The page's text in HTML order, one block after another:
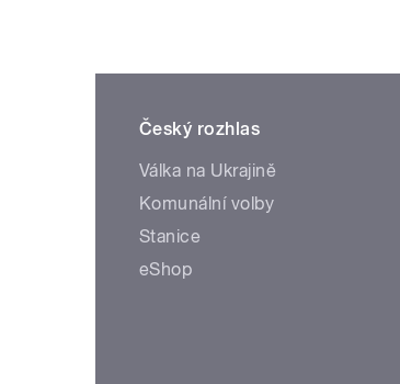
Český rozhlas
Válka na Ukrajině
Komunální volby
Stanice
eShop